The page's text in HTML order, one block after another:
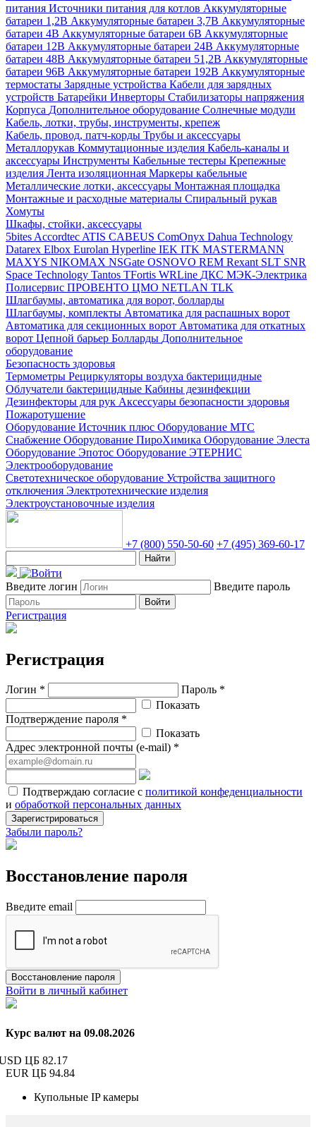
питания Источники питания для котлов Аккумуляторные
батареи 1,2В Аккумуляторные батареи 3,7В Аккумуляторные
батареи 4В Аккумуляторные батареи 6В Аккумуляторные
батареи 12В Аккумуляторные батареи 24В Аккумуляторные
батареи 48В Аккумуляторные батареи 51,2В Аккумуляторные
батареи 96В Аккумуляторные батареи 192В Аккумуляторные
термостаты Зарядные устройства Кабели для зарядных
устройств Батарейки Инверторы Стабилизаторы напряжения
Корпуса Дополнительное оборудование Солнечные модули
Кабель, лотки, трубы, инструменты, крепеж
Кабель, провод, патч-корды Трубы и аксессуары
Металлорукав Коммутационные изделия Кабель-каналы и
аксессуары Инструменты Кабельные тестеры Крепежные
изделия Лента изоляционная Маркеры кабельные
Металлические лотки, аксессуары Монтажная площадка
Монтажные и расходные материалы Спиральный рукав
Хомуты
Шкафы, стойки, аксессуары
5bites Accordtec ATIS CABEUS ComOnyx Dahua Technology
Datarex Elbox Eurolan Hyperline IEK ITK MASTERMANN
MAXYS NIKOMAX NSGate OSNOVO REM Rexant SLT SNR
Space Technology Tantos TFortis WRLine ДКС МЭК-Электрика
Полисервис ПРОВЕНТО ЦМО NETLAN TLK
Шлагбаумы, автоматика для ворот, болларды
Шлагбаумы, комплекты Автоматика для распашных ворот
Автоматика для секционных ворот Автоматика для откатных
ворот Цепной барьер Болларды Дополнительное
оборудование
Безопасность здоровья
Термометры Рециркуляторы воздуха бактерицидные
Облучатели бактерицидные Кабины дезинфекции
Дезинфекторы для рук Аксессуары безопасности здоровья
Пожаротушение
Оборудование Источник плюс Оборудование МТС
Снабжение Оборудование ПироХимика Оборудование Элеста
Оборудование Эпотос Оборудование ЭТЕРНИС
Электрооборудование
Светотехническое оборудование Устройства защитного
отключения Электротехнические изделия
Электроустановочные изделия
+7 (800) 550-50-60 +7 (495) 369-60-17
Найти
Введите логин Введите пароль
Войти
Регистрация
Регистрация
Логин *
Пароль *
Показать
Подтверждение пароля *
Показать
Адрес электронной почты (e-mail) *
Подтверждаю согласие с политикой конфеденциальности
и обработкой персональных данных
Зарегистрироваться
Забыли пароль?
Восстановление пароля
Введите email
Восстановление пароля
Войти в личный кабинет
Курс валют на 09.08.2026
ЦБ 82.17
EUR ЦБ 94.84
Купольные IP камеры